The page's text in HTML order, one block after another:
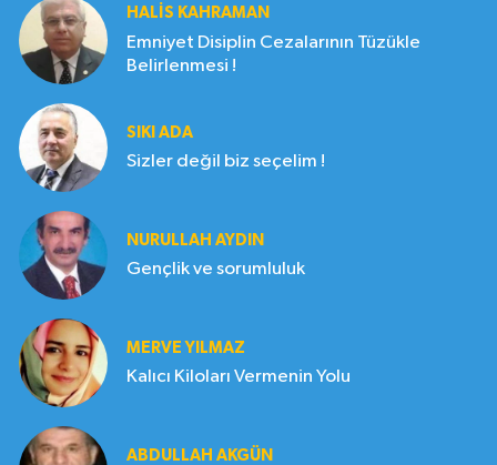
HALIS KAHRAMAN
Emniyet Disiplin Cezalarının Tüzükle
Belirlenmesi !
SIKI ADA
Sizler değil biz seçelim !
NURULLAH AYDIN
Gençlik ve sorumluluk
MERVE YILMAZ
Kalıcı Kiloları Vermenin Yolu
ABDULLAH AKGÜN